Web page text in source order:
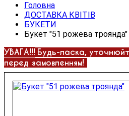
Головна
ДОСТАВКА КВІТІВ
БУКЕТИ
Букет "51 рожева троянда"
УВАГА!!! Будь-ласка,
перед замовленням!